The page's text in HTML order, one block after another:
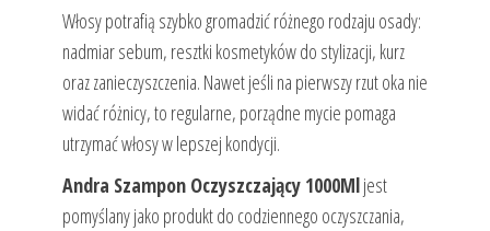
Włosy potrafią szybko gromadzić różnego rodzaju osady:
nadmiar sebum, resztki kosmetyków do stylizacji, kurz
oraz zanieczyszczenia. Nawet jeśli na pierwszy rzut oka nie
widać różnicy, to regularne, porządne mycie pomaga
utrzymać włosy w lepszej kondycji.
Andra Szampon Oczyszczający 1000Mljest
pomyślany jako produkt do codziennego oczyszczania,